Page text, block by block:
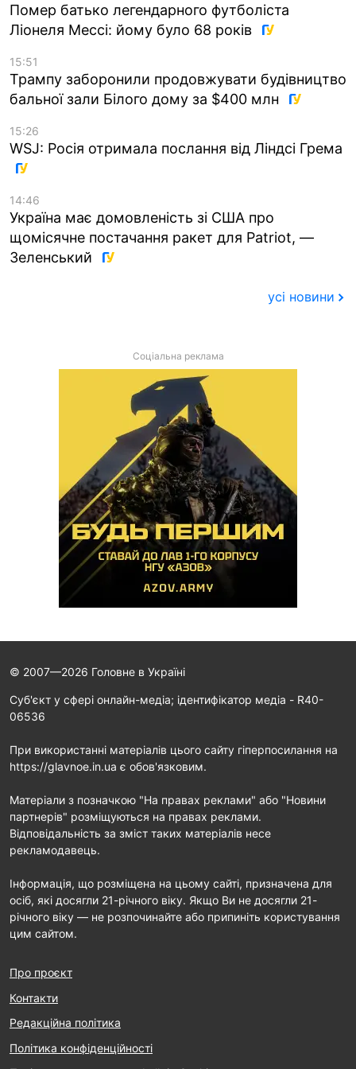
Помер батько легендарного футболіста
Ліонеля Мессі: йому було 68 років
15:51
Трампу заборонили продовжувати будівництво
бальної зали Білого дому за $400 млн
15:26
WSJ: Росія отримала послання від Ліндсі Грема
14:46
Україна має домовленість зі США про
щомісячне постачання ракет для Patriot, —
Зеленський
усі новини
Соціальна реклама
© 2007—2026 Головне в Україні
Cуб'єкт у сфері онлайн-медіа; ідентифікатор медіа - R40-
06536
При використанні матеріалів цього сайту гіперпосилання на
https://glavnoe.in.ua є обов'язковим.
Матеріали з позначкою "На правах реклами" або "Новини
партнерів" розміщуються на правах реклами.
Відповідальність за зміст таких матеріалів несе
рекламодавець.
Інформація, що розміщена на цьому сайті, призначена для
осіб, які досягли 21-річного віку. Якщо Ви не досягли 21-
річного віку — не розпочинайте або припиніть користування
цим сайтом.
Про проєкт
Контакти
Редакційна політика
Політика конфіденційності